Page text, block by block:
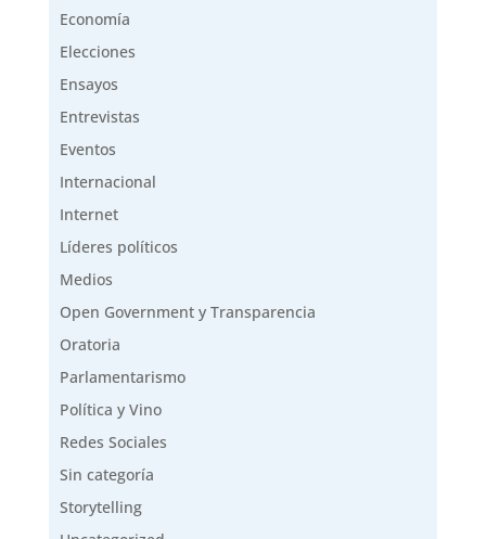
Economía
Elecciones
Ensayos
Entrevistas
Eventos
Internacional
Internet
Líderes políticos
Medios
Open Government y Transparencia
Oratoria
Parlamentarismo
Política y Vino
Redes Sociales
Sin categoría
Storytelling